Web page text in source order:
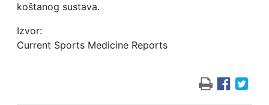
koštanog sustava.
Izvor:
Current Sports Medicine Reports